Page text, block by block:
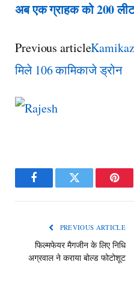
अब एक ग्राहक को 200
Previous article
मिले 106 कामिकाजे ड्रोन
FacebookTwitter
PREVIOUS ARTICLE
फिल्मफेयर मैगजीन के लिए निधि
अग्रवाल ने कराया बोल्ड फोटोशूट